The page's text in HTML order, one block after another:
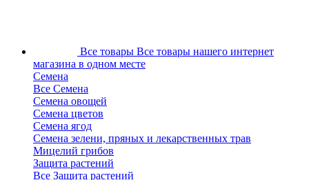
Все товары Все товары нашего интернет
магазина в одном месте
Семена
Все Семена
Семена овощей
Семена цветов
Семена ягод
Семена зелени, пряных и лекарственных трав
Мицелий грибов
Защита растений
Все Защита растений